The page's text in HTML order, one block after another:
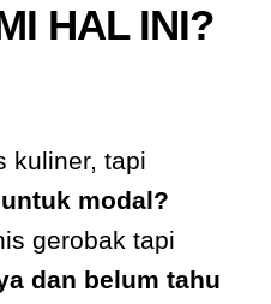
HAL INI?
kuliner, tapi
modal?
gerobak tapi
dan belum tahu